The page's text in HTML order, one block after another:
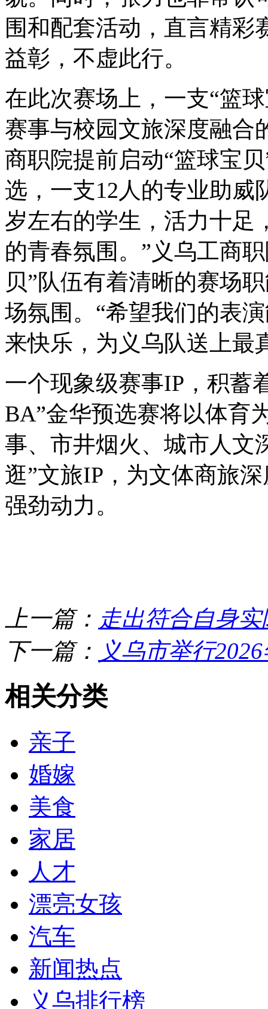
围和配套活动，直言精彩
益彰，不虚此行。
在此次赛场上，一支“篮
赛事与校园文旅深度融合
商职院提前启动“篮球宝
选，一支12人的专业助威
岁左右的学生，活力十足
的青春氛围。”义乌工商
贝”队伍有着清晰的赛场
场氛围。“希望我们的表
来快乐，为义乌队送上最
一个现象级赛事IP，积蓄
BA”金华预选赛将以体育
事、市井烟火、城市人文
逛”文旅IP，为文体商旅
强劲动力。
上一篇： 走出符合自身
下一篇： 义乌市举行
相关分类
亲子
婚嫁
美食
家居
人才
漂亮女孩
汽车
新闻热点
义乌排行榜